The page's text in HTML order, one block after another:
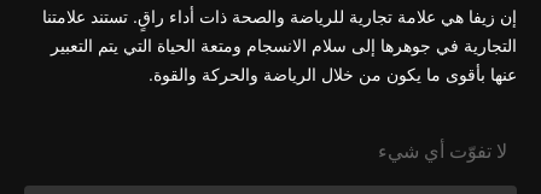
إن زيفا هي علامة تجارية للرياضة والصحة ذات أداء راقٍ. تستند علامتنا
التجارية في جوهرها إلى سلام الانسجام ومتعة الحياة التي يتم التعبير
عنها بأقوى ما يكون من خلال الرياضة والحركة والقوة.
لا تفوّت أي شيء